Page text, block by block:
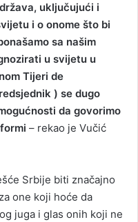
uključujući i
i o onome što bi
sa našim
u svijetu u
Tijeri de
) se dugo
da govorimo
– rekao je Vučić
Srbije biti značajno
one koji hoće da
juga i glas onih koji ne